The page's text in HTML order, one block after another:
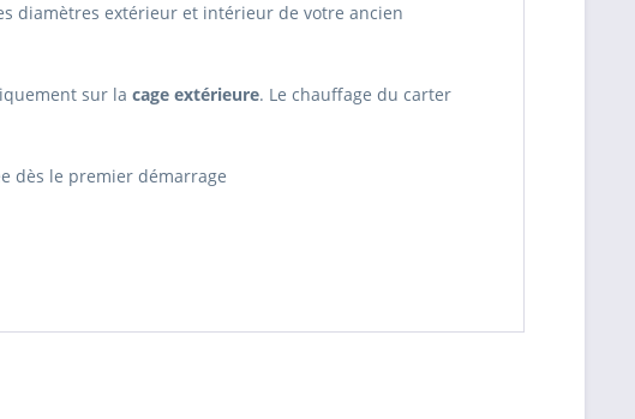
diamètres extérieur et intérieur de votre ancien
sur la cage extérieure. Le chauffage du carter
dès le premier démarrage